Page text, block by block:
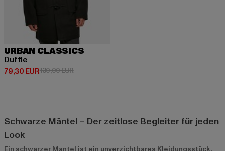
URBAN CLASSICS
Duffle
79,30 EUR
Derzeitiger Preis: 79,30 EUR
130,00 EURAktionspreis: 130,00 EUR
Schwarze Mäntel – Der zeitlose Begleiter für jeden
Look